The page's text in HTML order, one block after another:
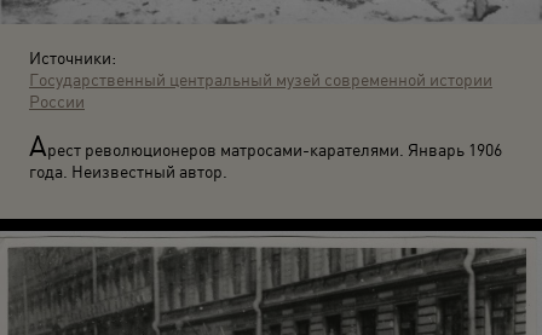
Источники:
Государственный центральный музей современной истории
России
Арест революционеров матросами-карателями. Январь 1906
года. Неизвестный автор.